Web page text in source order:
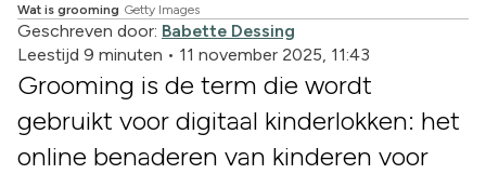
Wat is grooming Getty Images
Geschreven door: Babette Dessing
Leestijd 9 minuten • 11 november 2025, 11:43
Grooming is de term die wordt
gebruikt voor digitaal kinderlokken: het
online benaderen van kinderen voor